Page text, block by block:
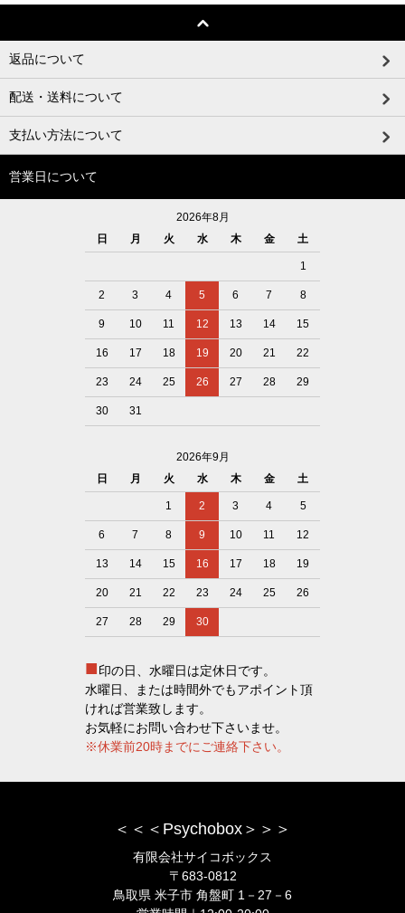
返品について
配送・送料について
支払い方法について
営業日について
2026年8月
日
月 火 水 木 金 土
1
2 3 4 5 6 7 8
9 10 11 12 13 14 15
16 17 18 19 20 21 22
23 24 25 26 27 28 29
30 31
2026年9月
日
月 火 水 木 金 土
1 2 3 4 5
6 7 8 9 10 11 12
13 14 15 16 17 18 19
20 21 22 23 24 25 26
27 28 29 30
■印の日、水曜日は定休日です。
水曜日、または時間外でもアポイント頂
ければ営業致します。
お気軽にお問い合わせ下さいませ。
※休業前20時までにご連絡下さい。
＜＜＜Psychobox＞＞＞
有限会社サイコボックス
〒683-0812
鳥取県 米子市 角盤町 1－27－6